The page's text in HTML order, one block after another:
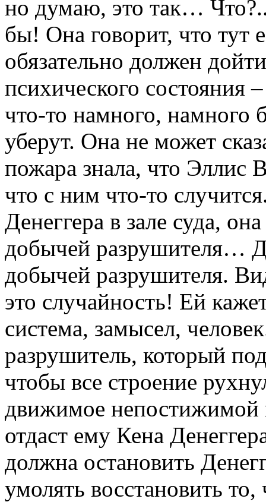
но думаю, это так…
бы! Она говорит, что тут
обязательно должен
психического состояния
что-то намного, намного
уберут. Она не может
пожара знала, что Эллис
что с ним что-то
Денеггера в зале суда,
добычей разрушителя…
добычей разрушителя.
это случайность! Ей
система, замысел,
разрушитель, который
чтобы все строение
движимое
отдаст ему Кена
должна остановить
умолять восстановить